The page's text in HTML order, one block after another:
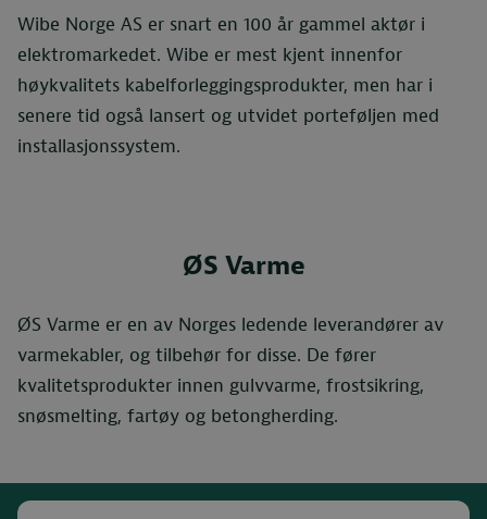
Wibe Norge AS er snart en 100 år gammel aktør i
elektromarkedet. Wibe er mest kjent innenfor
høykvalitets kabelforleggingsprodukter, men har i
senere tid også lansert og utvidet porteføljen med
installasjonssystem.
ØS Varme
ØS Varme er en av Norges ledende leverandører av
varmekabler, og tilbehør for disse. De fører
kvalitetsprodukter innen gulvvarme, frostsikring,
snøsmelting, fartøy og betongherding.